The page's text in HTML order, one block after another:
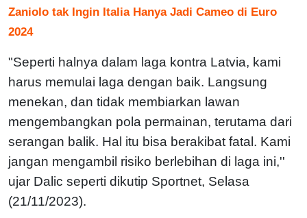
Zaniolo tak Ingin Italia Hanya Jadi Cameo di Euro
2024
"Seperti halnya dalam laga kontra Latvia, kami
harus memulai laga dengan baik. Langsung
menekan, dan tidak membiarkan lawan
mengembangkan pola permainan, terutama dari
serangan balik. Hal itu bisa berakibat fatal. Kami
jangan mengambil risiko berlebihan di laga ini,''
ujar Dalic seperti dikutip Sportnet, Selasa
(21/11/2023).